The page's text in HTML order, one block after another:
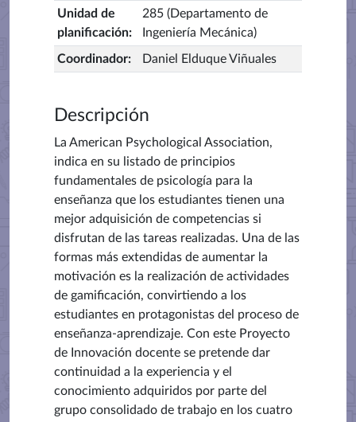
Unidad de
planificación:
285 (Departamento de
Ingeniería Mecánica)
Coordinador: Daniel Elduque Viñuales
Descripción
La American Psychological Association,
indica en su listado de principios
fundamentales de psicología para la
enseñanza que los estudiantes tienen una
mejor adquisición de competencias si
disfrutan de las tareas realizadas. Una de las
formas más extendidas de aumentar la
motivación es la realización de actividades
de gamificación, convirtiendo a los
estudiantes en protagonistas del proceso de
enseñanza-aprendizaje. Con este Proyecto
de Innovación docente se pretende dar
continuidad a la experiencia y el
conocimiento adquiridos por parte del
grupo consolidado de trabajo en los cuatro